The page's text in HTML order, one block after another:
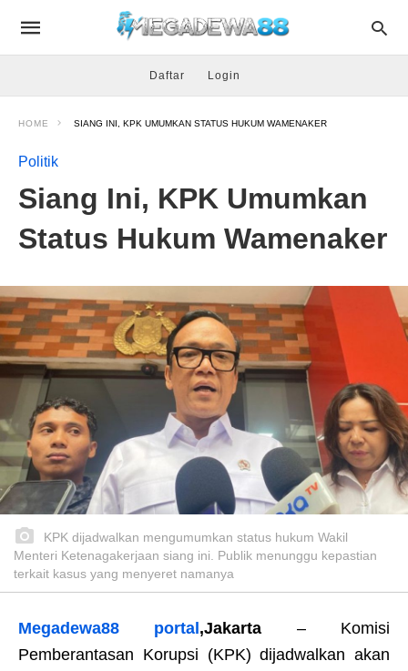
Daftar Login
HOME SIANG INI, KPK UMUMKAN STATUS HUKUM WAMENAKER
Politik
Siang Ini, KPK Umumkan
Status Hukum Wamenaker
KPK dijadwalkan mengumumkan status hukum Wakil
Menteri Ketenagakerjaan siang ini. Publik menunggu kepastian
terkait kasus yang menyeret namanya
Megadewa88 portal ,Jakarta – Komisi
Pemberantasan Korupsi (KPK) dijadwalkan akan